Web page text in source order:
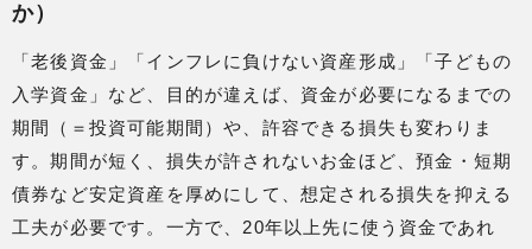
か）
「老後資金」「インフレに負けない資産形成」「子どもの
入学資金」など、目的が違えば、資金が必要になるまでの
期間（＝投資可能期間）や、許容できる損失も変わりま
す。期間が短く、損失が許されないお金ほど、預金・短期
債券など安定資産を厚めにして、想定される損失を抑える
工夫が必要です。一方で、20年以上先に使う資金であれ